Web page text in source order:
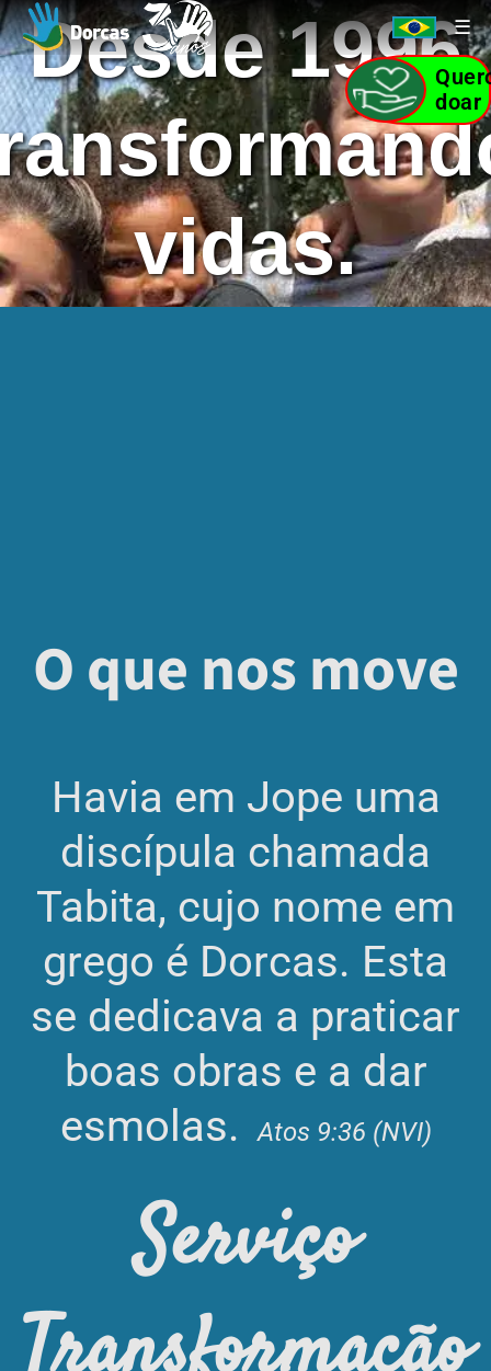
Desde 1996
vidas.
O que nos move
Havia em Jope uma
discípula chamada
Tabita, cujo nome em
grego é Dorcas. Esta
se dedicava a praticar
boas obras e a dar
esmolas.
Atos 9:36 (NVI)
Serviço
doar